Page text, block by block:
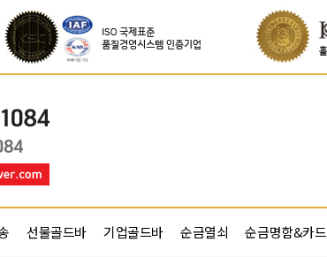
선물골드바 기업골드바 순금열쇠 순금명함&카드